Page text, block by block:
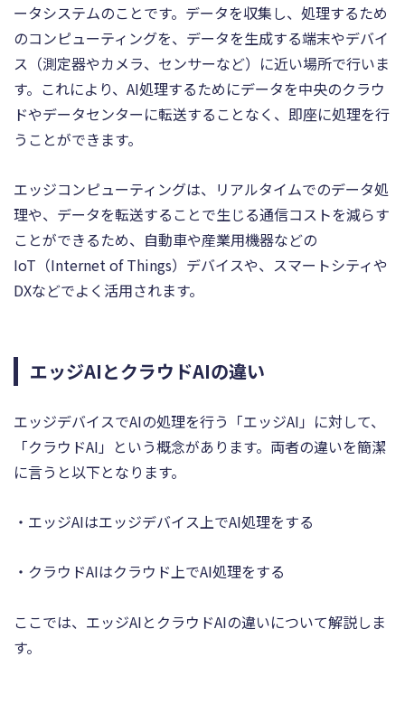
ータシステムのことです。データを収集し、処理するため
のコンピューティングを、データを生成する端末やデバイ
ス（測定器やカメラ、センサーなど）に近い場所で行いま
す。これにより、AI処理するためにデータを中央のクラウ
ドやデータセンターに転送することなく、即座に処理を行
うことができます。
エッジコンピューティングは、リアルタイムでのデータ処
理や、データを転送することで生じる通信コストを減らす
ことができるため、自動車や産業用機器などの
IoT（Internet of Things）デバイスや、スマートシティや
DXなどでよく活用されます。
エッジAIとクラウドAIの違い
エッジデバイスでAIの処理を行う「エッジAI」に対して、
「クラウドAI」という概念があります。両者の違いを簡潔
に言うと以下となります。
・エッジAIはエッジデバイス上でAI処理をする
・クラウドAIはクラウド上でAI処理をする
ここでは、エッジAIとクラウドAIの違いについて解説しま
す。